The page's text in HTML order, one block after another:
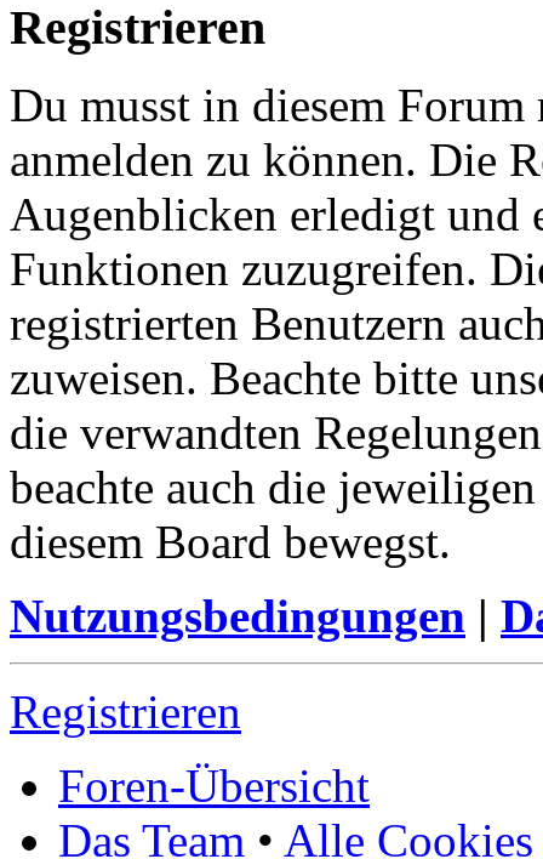
Registrieren
Du musst in diesem
anmelden zu können. Die
Augenblicken erledigt und
Funktionen zuzugreifen.
registrierten Benutzern
zuweisen. Beachte bitte
die verwandten
beachte auch die
diesem Board bewegst.
Nutzungsbedingungen |
Registrieren
Foren-Übersicht
Das Team • Alle Cookies